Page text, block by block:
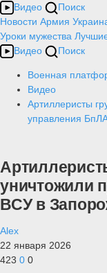
Видео
Поиск
Новости Армия
Уроки мужества
Видео
Поиск
Военная
Видео
Артиллеристы
управления
уничтожили
ВСУ в
Alex
22 января 2026
423 0 0